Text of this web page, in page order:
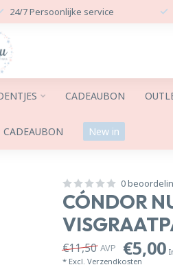
24/7 Persoonlijke service
CADEAUBON
CADEAUBON New in
0
CÓNDOR
€11,50 AVP €5,00
* Excl.Verzendkosten